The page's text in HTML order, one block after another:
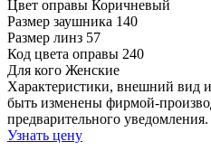
Цвет оправы Коричневый
Размер заушника 140
Размер линз 57
Код цвета оправы 240
Для кого Женские
Характеристики, внешний вид
быть изменены фирмой-
предварительного уведомления.
Узнать цену